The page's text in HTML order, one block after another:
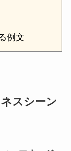
例文
スシーン